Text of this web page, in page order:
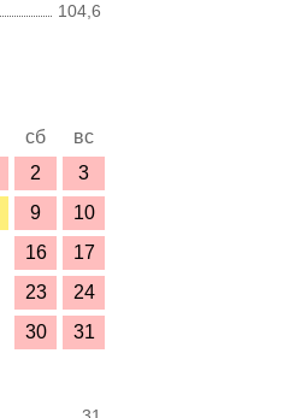
104,6
сб
вс
2
3
9
10
16
17
23
24
30 31